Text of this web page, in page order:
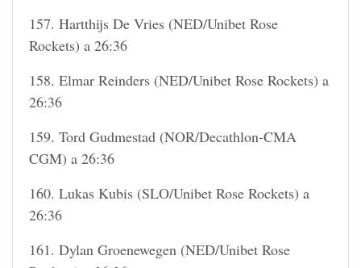
157. Hartthijs De Vries (NED/Unibet Rose
Rockets) a 26:36
158. Elmar Reinders (NED/Unibet Rose Rockets) a
26:36
159. Tord Gudmestad (NOR/Decathlon-CMA
CGM) a 26:36
160. Lukas Kubis (SLO/Unibet Rose Rockets) a
26:36
161. Dylan Groenewegen (NED/Unibet Rose